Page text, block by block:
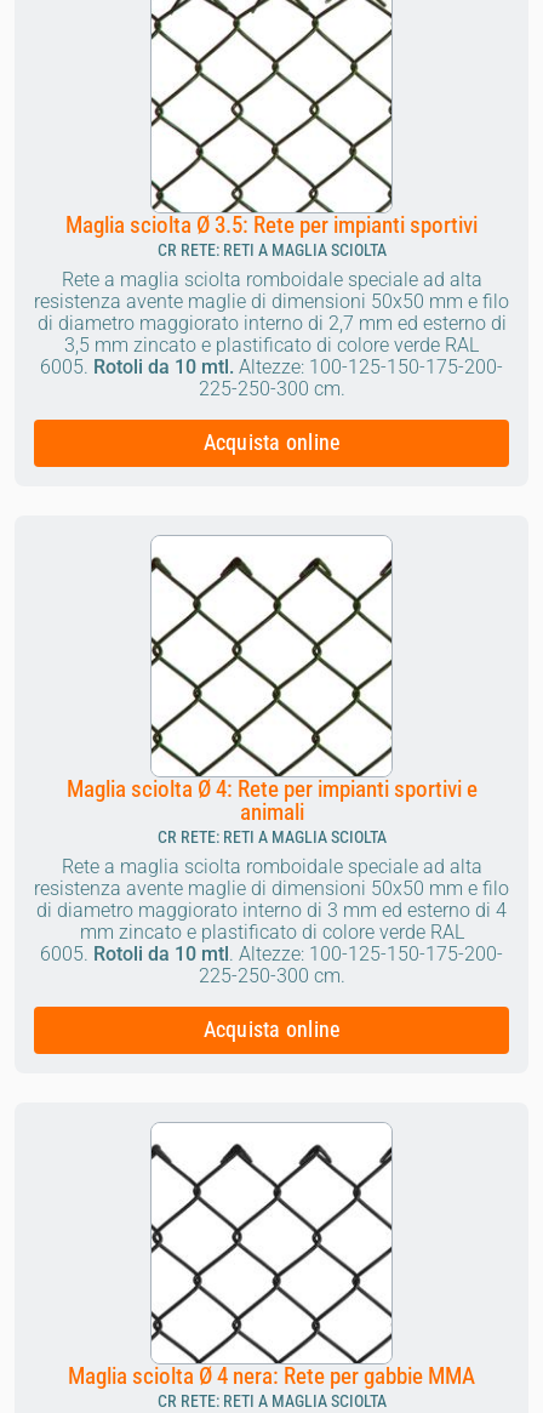
Maglia sciolta Ø 3.5: Rete per impianti sportivi
CR RETE: RETI A MAGLIA SCIOLTA
Rete a maglia sciolta romboidale speciale ad alta
resistenza avente maglie di dimensioni 50x50 mm e filo
di diametro maggiorato interno di 2,7 mm ed esterno di
3,5 mm zincato e plastificato di colore verde RAL
6005. Rotoli da 10 mtl. Altezze: 100-125-150-175-200-
225-250-300 cm.
Acquista online
Maglia sciolta Ø 4: Rete per impianti sportivi e
animali
CR RETE: RETI A MAGLIA SCIOLTA
Rete a maglia sciolta romboidale speciale ad alta
resistenza avente maglie di dimensioni 50x50 mm e filo
di diametro maggiorato interno di 3 mm ed esterno di 4
mm zincato e plastificato di colore verde RAL
6005. Rotoli da 10 mtl . Altezze: 100-125-150-175-200-
225-250-300 cm.
Acquista online
Maglia sciolta Ø 4 nera: Rete per gabbie MMA
CR RETE: RETI A MAGLIA SCIOLTA